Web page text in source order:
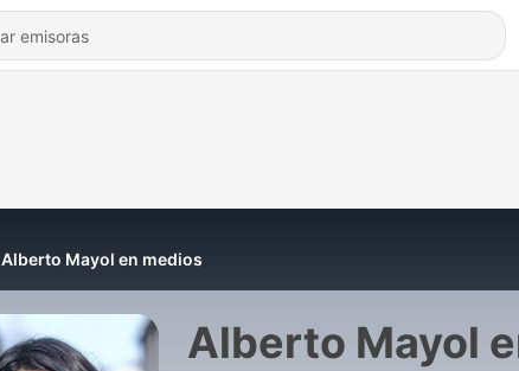
Alberto Mayol en medios
Alberto Mayol